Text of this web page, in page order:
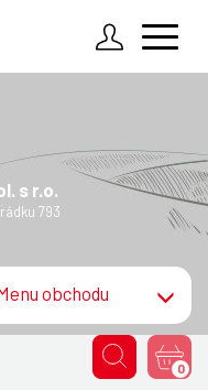
účtu
heslo
s r.o.
793
0
obchodu